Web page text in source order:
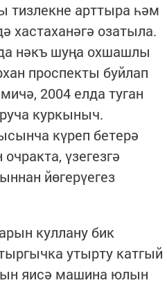
тизлекне арттыра һәм
хастаханәгә озатыла.
нәкъ шуңа охшашлы
проспекты буйлап
2004 елда туган
куркыныч.
күреп бетерә
үзегезгә
йөгерүегез
куллану бик
утырту катгый
яисә машина юлын